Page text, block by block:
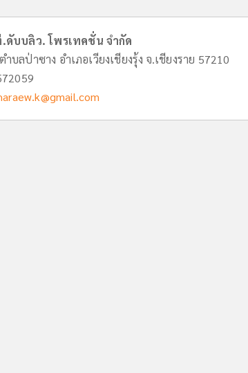
บบลิว. โพรเทคชั่น จำกัด
บลป่าซาง อำเภอเวียงเชียงรุ้ง จ.เชียงราย 57210